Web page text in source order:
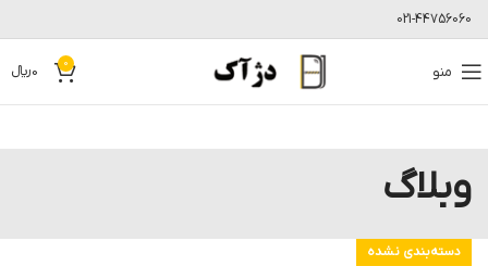
021-44756060
منو 0
0﷼
وبلاگ
دسته‌بندی نشده